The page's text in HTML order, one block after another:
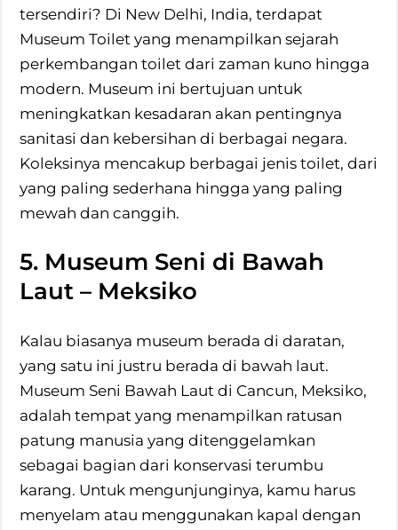
tersendiri? Di New Delhi, India, terdapat
Museum Toilet yang menampilkan sejarah
perkembangan toilet dari zaman kuno hingga
modern. Museum ini bertujuan untuk
meningkatkan kesadaran akan pentingnya
sanitasi dan kebersihan di berbagai negara.
Koleksinya mencakup berbagai jenis toilet, dari
yang paling sederhana hingga yang paling
mewah dan canggih.
5. Museum Seni di Bawah
Laut – Meksiko
Kalau biasanya museum berada di daratan,
yang satu ini justru berada di bawah laut.
Museum Seni Bawah Laut di Cancun, Meksiko,
adalah tempat yang menampilkan ratusan
patung manusia yang ditenggelamkan
sebagai bagian dari konservasi terumbu
karang. Untuk mengunjunginya, kamu harus
menyelam atau menggunakan kapal dengan